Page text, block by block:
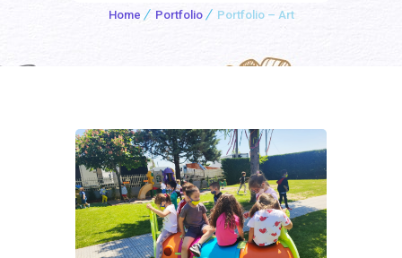
Home Portfolio Portfolio – Art